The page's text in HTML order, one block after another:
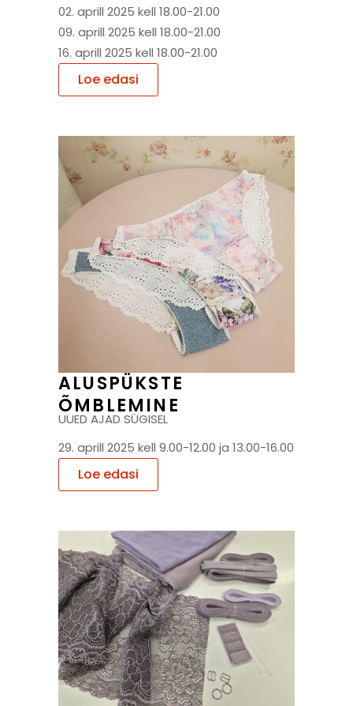
02. aprill 2025 kell 18.00-21.00
09. aprill 2025 kell 18.00-21.00
16. aprill 2025 kell 18.00-21.00
Loe edasi
ALUSPÜKSTE
ÕMBLEMINE
UUED AJAD SÜGISEL
29. aprill 2025 kell 9.00-12.00 ja 13.00-16.00
Loe edasi